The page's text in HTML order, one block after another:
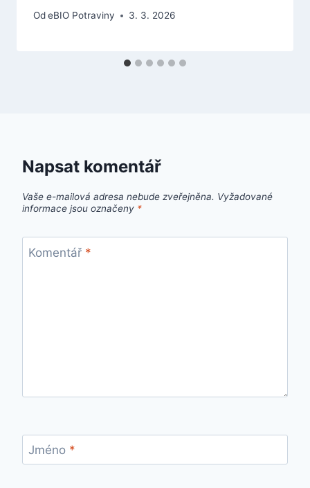
OdeBIO Potraviny 3. 3. 2026
Napsat komentář
Vaše e-mailová adresa nebude zveřejněna. Vyžadované
informace jsou označeny *
Komentář *
Jméno *